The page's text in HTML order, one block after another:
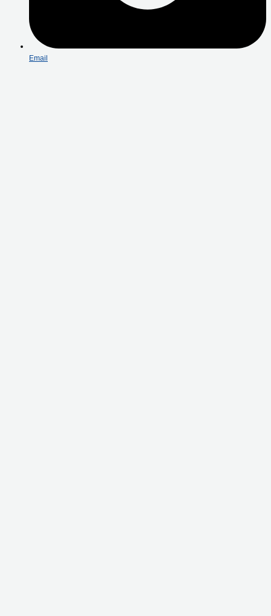
Email